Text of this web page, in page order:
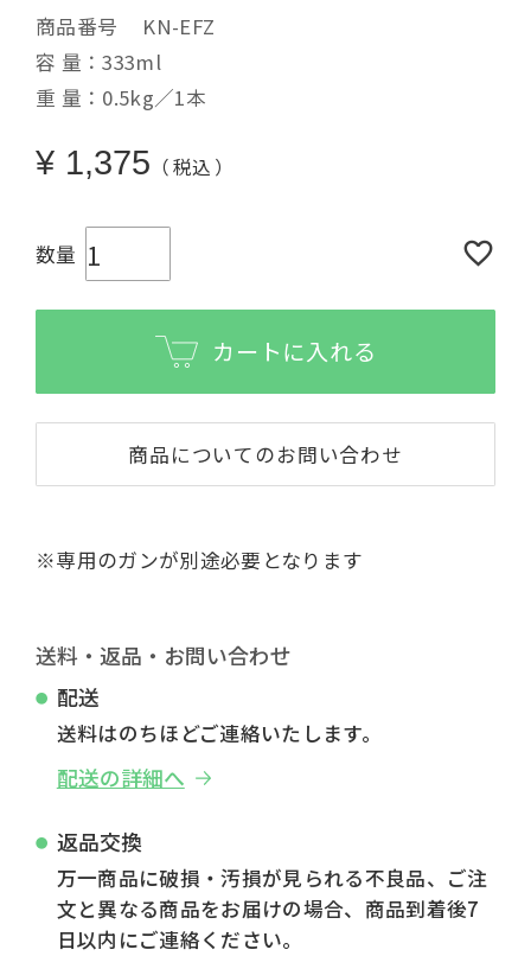
商品番号
KN-EFZ
容 量：333ml
重 量：0.5kg／1本
¥ 1,375 税込
カートに入れる
商品についてのお問い合わせ
※専用のガンが別途必要となります
送料・返品・お問い合わせ
配送
送料はのちほどご連絡いたします。
配送の詳細へ
返品交換
万一商品に破損・汚損が見られる不良品、ご注
文と異なる商品をお届けの場合、商品到着後7
日以内にご連絡ください。